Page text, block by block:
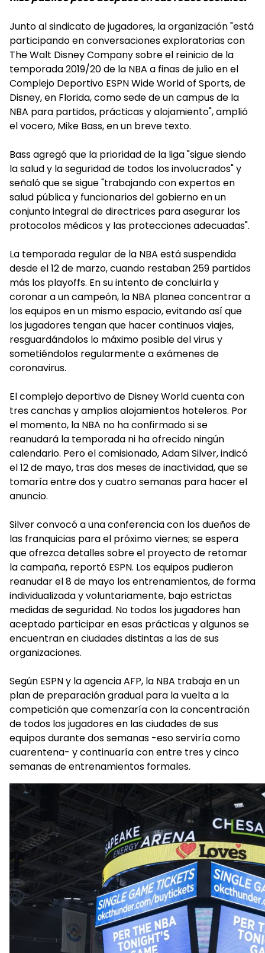
Junto al sindicato de jugadores, la organización "está
participando en conversaciones exploratorias con
The Walt Disney Company sobre el reinicio de la
temporada 2019/20 de la NBA a finas de julio en el
Complejo Deportivo ESPN Wide World of Sports, de
Disney, en Florida, como sede de un campus de la
NBA para partidos, prácticas y alojamiento", amplió
el vocero, Mike Bass, en un breve texto.
Bass agregó que la prioridad de la liga "sigue siendo
la salud y la seguridad de todos los involucrados" y
señaló que se sigue "trabajando con expertos en
salud pública y funcionarios del gobierno en un
conjunto integral de directrices para asegurar los
protocolos médicos y las protecciones adecuadas".
La temporada regular de la NBA está suspendida
desde el 12 de marzo, cuando restaban 259 partidos
más los playoffs. En su intento de concluirla y
coronar a un campeón, la NBA planea concentrar a
los equipos en un mismo espacio, evitando así que
los jugadores tengan que hacer continuos viajes,
resguardándolos lo máximo posible del virus y
sometiéndolos regularmente a exámenes de
coronavirus.
El complejo deportivo de Disney World cuenta con
tres canchas y amplios alojamientos hoteleros. Por
el momento, la NBA no ha confirmado si se
reanudará la temporada ni ha ofrecido ningún
calendario. Pero el comisionado, Adam Silver, indicó
el 12 de mayo, tras dos meses de inactividad, que se
tomaría entre dos y cuatro semanas para hacer el
anuncio.
Silver convocó a una conferencia con los dueños de
las franquicias para el próximo viernes; se espera
que ofrezca detalles sobre el proyecto de retomar
la campaña, reportó ESPN. Los equipos pudieron
reanudar el 8 de mayo los entrenamientos, de forma
individualizada y voluntariamente, bajo estrictas
medidas de seguridad. No todos los jugadores han
aceptado participar en esas prácticas y algunos se
encuentran en ciudades distintas a las de sus
organizaciones.
Según ESPN y la agencia AFP, la NBA trabaja en un
plan de preparación gradual para la vuelta a la
competición que comenzaría con la concentración
de todos los jugadores en las ciudades de sus
equipos durante dos semanas -eso serviría como
cuarentena- y continuaría con entre tres y cinco
semanas de entrenamientos formales.